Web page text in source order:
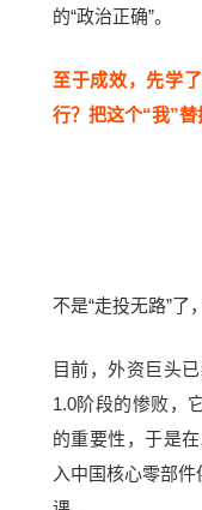
的“政治正确”。
至于成效，先学
行？把这个“我”替
不是“走投无路”了
目前，外资巨头
1.0阶段的惨败，
的重要性，于是
入中国核心零部